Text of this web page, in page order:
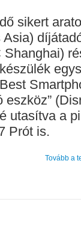
sikert
eszköz”
utasítva a
Prót is.
Tovább a